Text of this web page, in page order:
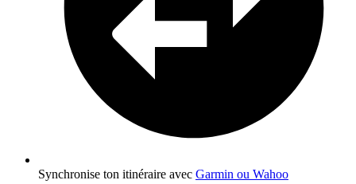
Synchronise ton itinéraire avec Garmin ou Wahoo